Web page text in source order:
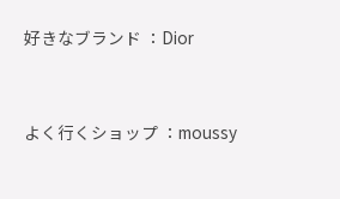
好きなブランド ： Dior
よく行くショップ ： moussy